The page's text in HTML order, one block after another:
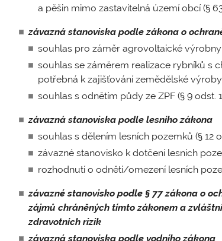
a pěšin mimo zastavitelná území obcí (§
závazná stanoviska podle zákona o
souhlas pro záměr agrovoltaické výrobny
souhlas se záměrem realizace rybníků s
potřebná k zajišťování zemědělské výroby
souhlas s odnětím půdy ze ZPF (§ 9 odst.
závazná stanoviska podle lesního zákona
souhlas s dělením lesních pozemků (§ 12
závazné stanovisko k dotčení lesních
rozhodnutí o odnětí/omezení lesních
závazné stanovisko podle § 77 zákona o
zájmů chráněných tímto zákonem a
zdravotních rizik
závazná stanoviska podle vodního zákona